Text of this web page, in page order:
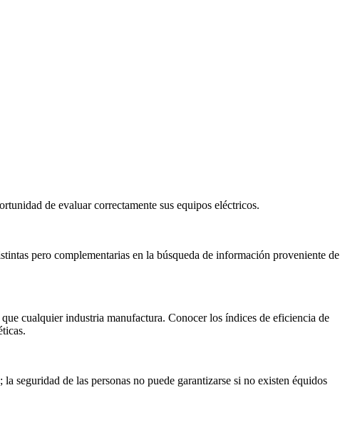
de evaluar correctamente sus equipos eléctricos.
pero complementarias en la búsqueda de información proveniente de
cualquier industria manufactura. Conocer los índices de eficiencia de
seguridad de las personas no puede garantizarse si no existen équidos